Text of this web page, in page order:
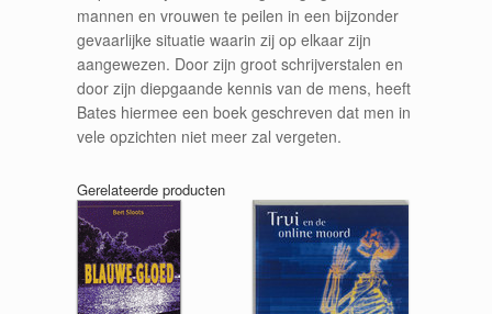
mannen en vrouwen te peilen in een bijzonder
gevaarlijke situatie waarin zij op elkaar zijn
aangewezen. Door zijn groot schrijverstalen en
door zijn diepgaande kennis van de mens, heeft
Bates hiermee een boek geschreven dat men in
vele opzichten niet meer zal vergeten.
Gerelateerde producten